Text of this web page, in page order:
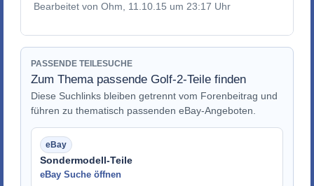
Bearbeitet von Ohm, 11.10.15 um 23:17 Uhr
PASSENDE TEILESUCHE
Zum Thema passende Golf-2-Teile finden
Diese Suchlinks bleiben getrennt vom Forenbeitrag und
führen zu thematisch passenden eBay-Angeboten.
Sondermodell-Teile
eBay Suche öffnen